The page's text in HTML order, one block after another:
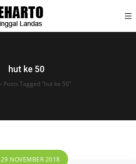
hut ke 50
› Posts Tagged "hut ke 50"
29 NOVEMBER 2018